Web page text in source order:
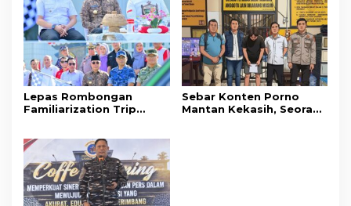
Penyelenggaraan
Perjalanan Ibadah Umrah
Tanpa Izin ke Kejaksaan
Lepas Rombongan
Familiarization Trip
Gerakkan Ekonomi
Daerah
Sebar Konten Porno
Mantan Kekasih, Seorang